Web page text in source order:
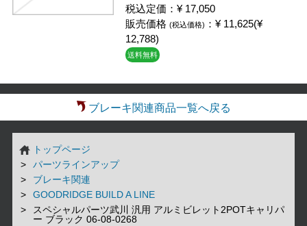
税込定価：¥ 17,050
販売価格 (税込価格) ：¥ 11,625(¥
12,788)
送料無料
ブレーキ関連商品一覧へ戻る
トップページ
パーツラインアップ
ブレーキ関連
GOODRIDGE BUILD A LINE
スペシャルパーツ武川 汎用 アルミビレット2POTキャリパ
ー ブラック 06-08-0268